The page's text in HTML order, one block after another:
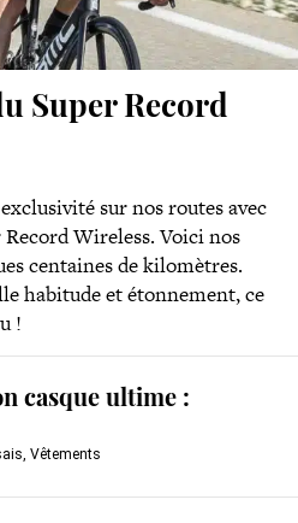
Super Record
sur nos routes avec
Record Wireless. Voici nos
centaines de kilomètres.
habitude et étonnement, ce
!
casque ultime :
Vêtements